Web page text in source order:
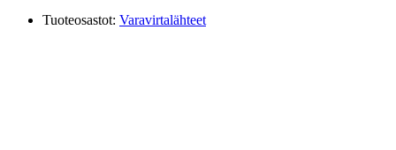
Tuoteosastot: Varavirtalähteet